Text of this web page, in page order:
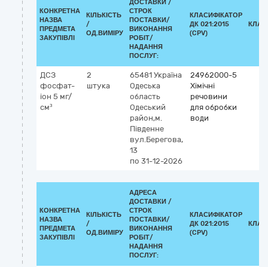
КОНКРЕТНА
НАЗВА
ПРЕДМЕТА
ЗАКУПІВЛІ
КІЛЬКІСТЬ
/
ОД.ВИМІРУ
ДОСТАВКИ /
СТРОК
ПОСТАВКИ/
ВИКОНАННЯ
РОБІТ/
НАДАННЯ
ПОСЛУГ:
КЛАСИФІКАТОР
ДК 021:2015
(CPV)
ДСЗ
фосфат-
іон 5 мг/
см³
2
штука
65481 Україна
Одеська
область
Одеський
район,м.
Південне
вул.Берегова,
13
по 31-12-2026
24962000-5
Хімічні
речовини
для обробки
води
КОНКРЕТНА
НАЗВА
ПРЕДМЕТА
ЗАКУПІВЛІ
КІЛЬКІСТЬ
/
ОД.ВИМІРУ
АДРЕСА
ДОСТАВКИ /
СТРОК
ПОСТАВКИ/
ВИКОНАННЯ
РОБІТ/
НАДАННЯ
ПОСЛУГ:
КЛАСИФІКАТОР
ДК 021:2015
(CPV)